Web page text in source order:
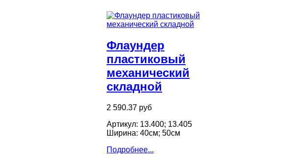
Флаундер
пластиковый
механический
складной
2 590.37 руб
Артикул: 13.400; 13.405
Ширина: 40см; 50см
Подробнее...